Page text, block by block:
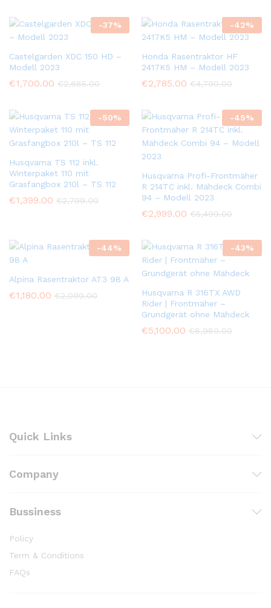
-37%
Castelgarden XDC 150 HD –
Modell 2023
€1,700.00 €2,685.00
-42%
Honda Rasentraktor HF
2417K5 HM – Modell 2023
€2,785.00 €4,790.00
-50%
Husqvarna TS 112 inkl.
Winterpaket 110 mit
Grasfangbox 210l – TS 112
€1,399.00 €2,799.00
-45%
Husqvarna Profi-Frontmäher
R 214TC inkl. Mähdeck Combi
94 – Modell 2023
€2,999.00 €5,499.00
-44%
Alpina Rasentraktor AT3 98 A
€1,180.00 €2,099.00
-43%
Husqvarna R 316TX AWD
Rider | Frontmäher –
Grundgerät ohne Mähdeck
€5,100.00 €8,980.00
Quick Links
Company
Bussiness
Policy
Term & Conditions
FAQs